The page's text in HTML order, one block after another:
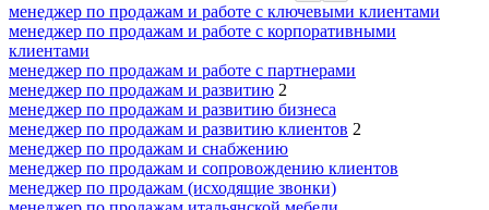
менеджер по продажам и работе с ключевыми клиентами
менеджер по продажам и работе с корпоративными
клиентами
менеджер по продажам и работе с партнерами
менеджер по продажам и развитию 2
менеджер по продажам и развитию бизнеса
менеджер по продажам и развитию клиентов 2
менеджер по продажам и снабжению
менеджер по продажам и сопровождению клиентов
менеджер по продажам (исходящие звонки)